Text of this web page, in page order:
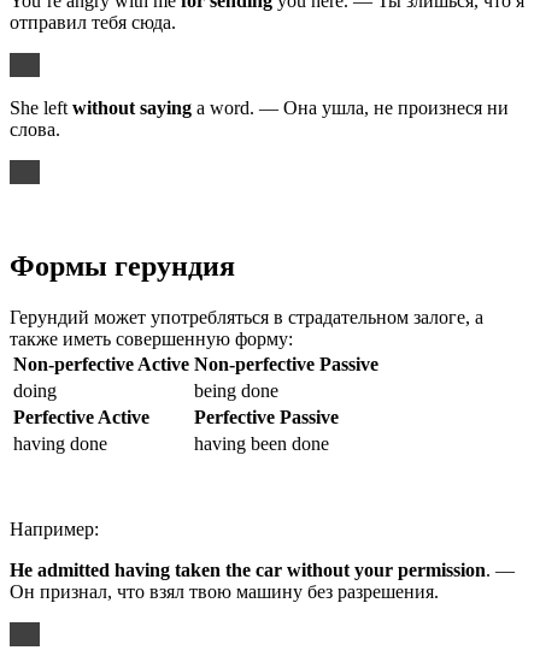
отправил тебя сюда.
She left without saying a word. — Она ушла, не произнеся ни
слова.
Формы герундия
Герундий может употребляться в страдательном залоге, а
также иметь совершенную форму:
Non-perfective Active Non-perfective Passive
doing
being done
Perfective Active
Perfective Passive
having done
having been done
Например:
He admitted having taken the car without your permission. —
Он признал, что взял твою машину без разрешения.